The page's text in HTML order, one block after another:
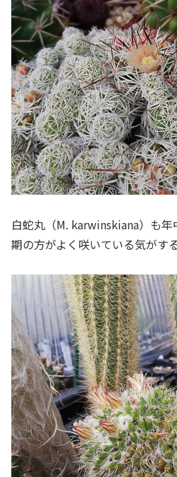
白蛇丸（M. karwinskiana）も
期の方がよく咲いている気がする